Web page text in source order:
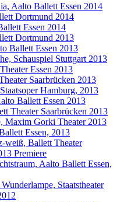
Aalto Ballett Essen 2014
Dortmund 2014
Essen 2014
Dortmund 2013
Ballett Essen 2013
Schauspiel Stuttgart 2013
Essen 2013
Saarbrücken 2013
Hamburg, 2013
Ballett Essen 2013
Theater Saarbrücken 2013
Maxim Gorki Theater 2013
Essen, 2013
weiß, Ballett Theater
Premiere
Aalto Ballett Essen,
Staatstheater